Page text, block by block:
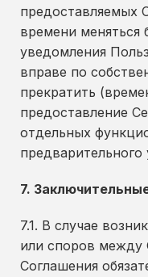
предоставляемых
времени меняться
уведомления
вправе по
прекратить
предоставление
отдельных
7.
7.1. В случае
или споров между
Соглашения